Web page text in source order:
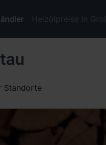
Heizölpreise in